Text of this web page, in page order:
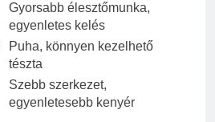
Gyorsabb élesztőmunka,
egyenletes kelés
Puha, könnyen kezelhető
tészta
Szebb szerkezet,
egyenletesebb kenyér